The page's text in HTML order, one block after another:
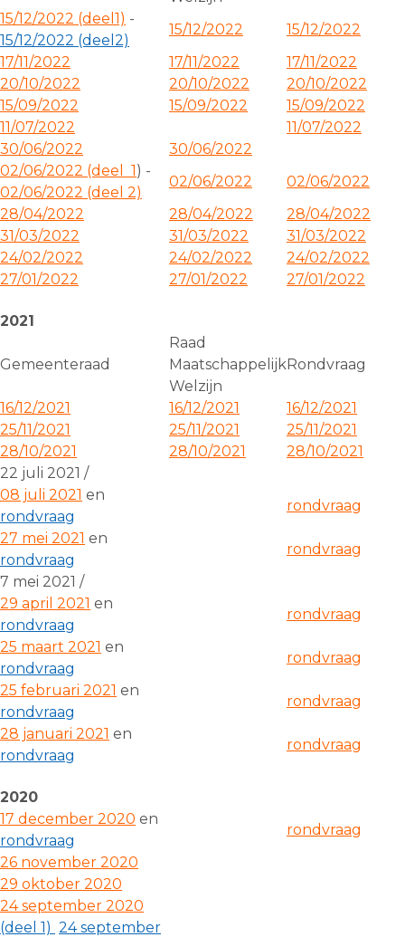
15/12/2022 (deel1) -
15/12/2022 (deel2)
15/12/2022
15/12/2022
17/11/2022
17/11/2022
17/11/2022
20/10/2022
20/10/2022
20/10/2022
15/09/2022
15/09/2022
15/09/2022
11/07/2022
11/07/2022
30/06/2022
30/06/2022
02/06/2022 (deel 1) -
02/06/2022 (deel 2)
02/06/2022
02/06/2022
28/04/2022
28/04/2022
28/04/2022
31/03/2022
31/03/2022
31/03/2022
24/02/2022
24/02/2022
24/02/2022
27/01/2022
27/01/2022 27/01/2022
2021
Gemeenteraad
Raad
Maatschappelijk
Welzijn
Rondvraag
16/12/2021 16/12/2021
16/12/2021
25/11/2021
25/11/2021
25/11/2021
28/10/2021
28/10/2021
28/10/2021
22 juli 2021 /
08 juli 2021 en
rondvraag
rondvraag
27 mei 2021 en
rondvraag
rondvraag
7 mei 2021 /
29 april 2021 en
rondvraag
rondvraag
25 maart 2021 en
rondvraag
rondvraag
25 februari 2021 en
rondvraag
rondvraag
28 januari 2021 en
rondvraag
rondvraag
2020
17 december 2020 en
rondvraag
rondvraag
26 november 2020
29 oktober 2020
24 september 2020
(deel 1) 24 september